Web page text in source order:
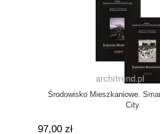
Środowisko Mieszkaniowe.
City
97,00 zł